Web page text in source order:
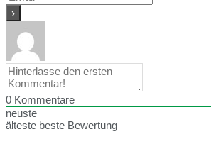
0 Kommentare
neuste
älteste beste Bewertung